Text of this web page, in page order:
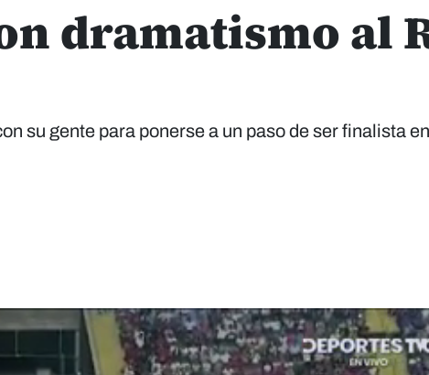
dramatismo al
su gente para ponerse a un paso de ser finalista